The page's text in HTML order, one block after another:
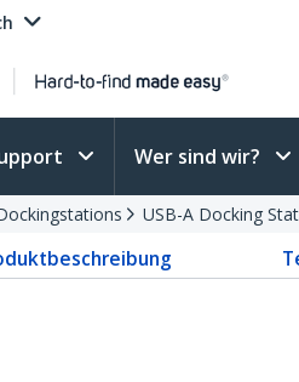
Wer sind wir?
USB-A Docking